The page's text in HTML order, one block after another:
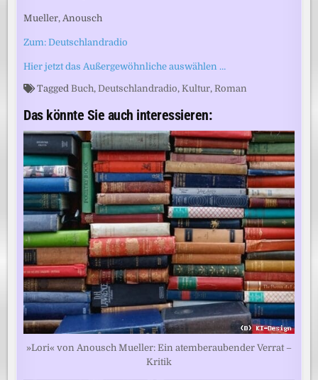
Mueller, Anousch
Zum: Deutschlandradio
Hier jetzt das Außergewöhnliche auswählen …
Tagged Buch, Deutschlandradio,Kultur, Roman
Das könnte Sie auch interessieren:
»Lori« von Anousch Mueller: Ein atemberaubender Verrat –
Kritik